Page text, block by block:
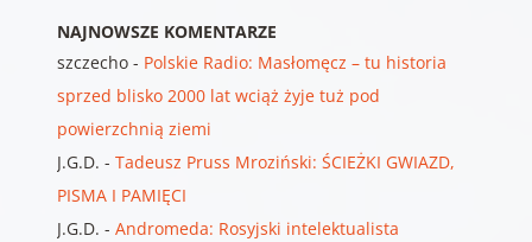
NAJNOWSZE KOMENTARZE
szczecho- Polskie Radio: Masłomęcz – tu historia
sprzed blisko 2000 lat wciąż żyje tuż pod
powierzchnią ziemi
J.G.D. - Tadeusz Pruss Mroziński: ŚCIEŻKI GWIAZD,
PISMA I PAMIĘCI
J.G.D. - Andromeda: Rosyjski intelektualista